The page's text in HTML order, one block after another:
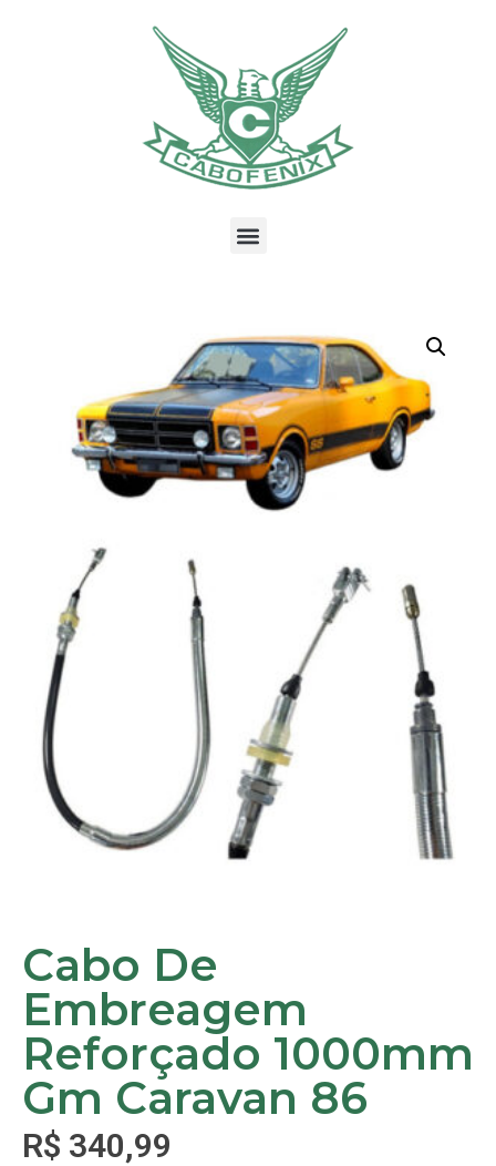
Cabo De
Embreagem
Reforçado 1000mm
Gm Caravan 86
R$ 340,99